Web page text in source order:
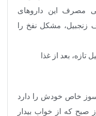
مصرف این داروهای
مشکل نفخ را
تازه، بعد از غذا
سوز خاص خودش را دارد
صبح که از خواب بیدار